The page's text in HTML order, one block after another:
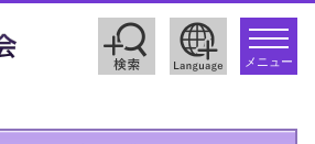
toggle
メニュー